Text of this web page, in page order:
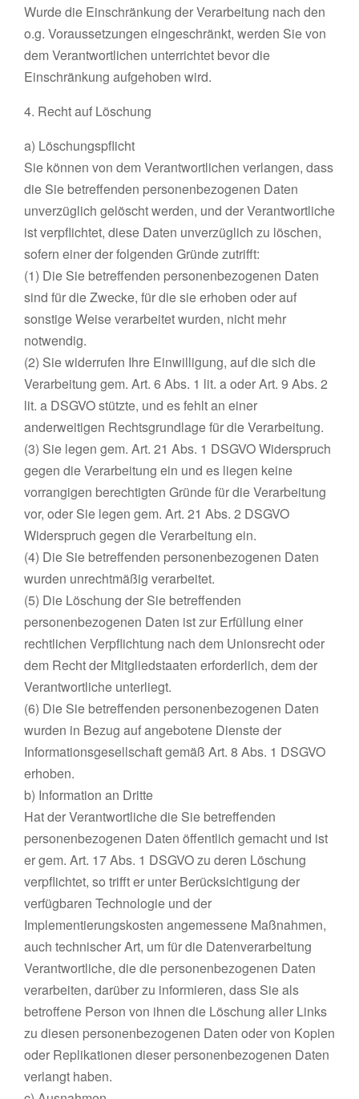
Wurde die Einschränkung der Verarbeitung nach den
o.g. Voraussetzungen eingeschränkt, werden Sie von
dem Verantwortlichen unterrichtet bevor die
Einschränkung aufgehoben wird.
4. Recht auf Löschung
a) Löschungspflicht
Sie können von dem Verantwortlichen verlangen, dass
die Sie betreffenden personenbezogenen Daten
unverzüglich gelöscht werden, und der Verantwortliche
ist verpflichtet, diese Daten unverzüglich zu löschen,
sofern einer der folgenden Gründe zutrifft:
(1) Die Sie betreffenden personenbezogenen Daten
sind für die Zwecke, für die sie erhoben oder auf
sonstige Weise verarbeitet wurden, nicht mehr
notwendig.
(2) Sie widerrufen Ihre Einwilligung, auf die sich die
Verarbeitung gem. Art. 6 Abs. 1 lit. a oder Art. 9 Abs. 2
lit. a DSGVO stützte, und es fehlt an einer
anderweitigen Rechtsgrundlage für die Verarbeitung.
(3) Sie legen gem. Art. 21 Abs. 1 DSGVO Widerspruch
gegen die Verarbeitung ein und es liegen keine
vorrangigen berechtigten Gründe für die Verarbeitung
vor, oder Sie legen gem. Art. 21 Abs. 2 DSGVO
Widerspruch gegen die Verarbeitung ein.
(4) Die Sie betreffenden personenbezogenen Daten
wurden unrechtmäßig verarbeitet.
(5) Die Löschung der Sie betreffenden
personenbezogenen Daten ist zur Erfüllung einer
rechtlichen Verpflichtung nach dem Unionsrecht oder
dem Recht der Mitgliedstaaten erforderlich, dem der
Verantwortliche unterliegt.
(6) Die Sie betreffenden personenbezogenen Daten
wurden in Bezug auf angebotene Dienste der
Informationsgesellschaft gemäß Art. 8 Abs. 1 DSGVO
erhoben.
b) Information an Dritte
Hat der Verantwortliche die Sie betreffenden
personenbezogenen Daten öffentlich gemacht und ist
er gem. Art. 17 Abs. 1 DSGVO zu deren Löschung
verpflichtet, so trifft er unter Berücksichtigung der
verfügbaren Technologie und der
Implementierungskosten angemessene Maßnahmen,
auch technischer Art, um für die Datenverarbeitung
Verantwortliche, die die personenbezogenen Daten
verarbeiten, darüber zu informieren, dass Sie als
betroffene Person von ihnen die Löschung aller Links
zu diesen personenbezogenen Daten oder von Kopien
oder Replikationen dieser personenbezogenen Daten
verlangt haben.